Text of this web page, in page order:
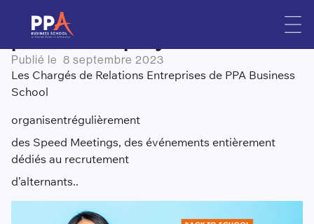
L’intérêt du Speed Meeting
pour un employeur
Publié le 8 septembre 2023
Les Chargés de Relations Entreprises de PPA Business
School
organisentrégulièrement
des Speed Meetings, des événements entièrement
dédiés au recrutement
d’alternants..